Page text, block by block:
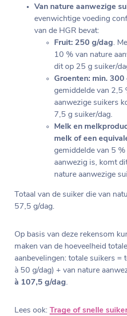
Van nature aanwezige
evenwichtige voeding
van de HGR bevat:
Fruit: 250 g/dag.
10 % van nature
dit op 25 g suiker/
Groenten: min. 300
gemiddelde van 2,5
aanwezige suikers
7,5 g suiker/dag.
Melk en
melk of een
gemiddelde van 5
aanwezig is, komt
nature aanwezige
Totaal van de suiker die van
57,5 g/dag.
Op basis van deze rekensom
maken van de hoeveelheid
aanbevelingen: totale suikers =
à 50 g/dag) + van nature
à 107,5 g/dag.
Lees ook:Trage of snelle